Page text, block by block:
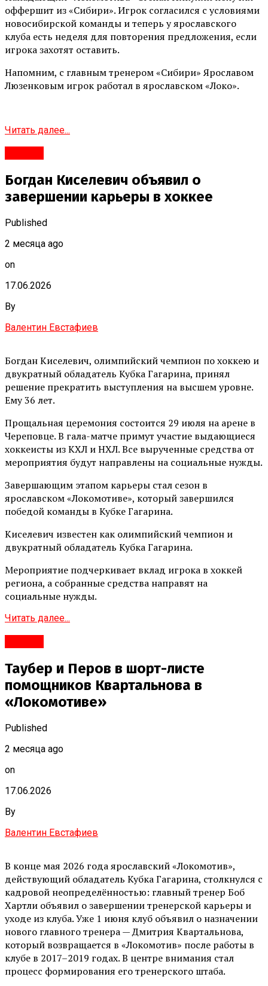
оффершит из «Сибири». Игрок согласился с условиями
новосибирской команды и теперь у ярославского
клуба есть неделя для повторения предложения, если
игрока захотят оставить.
Напомним, с главным тренером «Сибири» Ярославом
Люзенковым игрок работал в ярославском «Локо».
Читать далее...
Богдан Киселевич объявил о
завершении карьеры в хоккее
Published
2 месяца ago
on
17.06.2026
By
Валентин Евстафиев
Богдан Киселевич, олимпийский чемпион по хоккею и
двукратный обладатель Кубка Гагарина, принял
решение прекратить выступления на высшем уровне.
Ему 36 лет.
Прощальная церемония состоится 29 июля на арене в
Череповце. В гала-матче примут участие выдающиеся
хоккеисты из КХЛ и НХЛ. Все вырученные средства от
мероприятия будут направлены на социальные нужды.
Завершающим этапом карьеры стал сезон в
ярославском «Локомотиве», который завершился
победой команды в Кубке Гагарина.
Киселевич известен как олимпийский чемпион и
двукратный обладатель Кубка Гагарина.
Мероприятие подчеркивает вклад игрока в хоккей
региона, а собранные средства направят на
социальные нужды.
Читать далее...
Таубер и Перов в шорт-листе
помощников Квартальнова в
«Локомотиве»
Published
2 месяца ago
on
17.06.2026
By
Валентин Евстафиев
В конце мая 2026 года ярославский «Локомотив»,
действующий обладатель Кубка Гагарина, столкнулся с
кадровой неопределённостью: главный тренер Боб
Хартли объявил о завершении тренерской карьеры и
уходе из клуба. Уже 1 июня клуб объявил о назначении
нового главного тренера — Дмитрия Квартальнова,
который возвращается в «Локомотив» после работы в
клубе в 2017–2019 годах. В центре внимания стал
процесс формирования его тренерского штаба.